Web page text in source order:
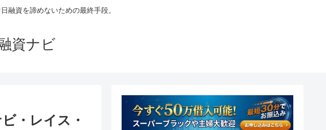
融資を諦めないための最終手段。
資ナビ
・レイス・